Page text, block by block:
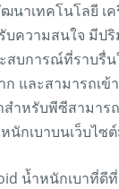
นาเทคโนโลยี เ
บความสนใจ มี
สบการณ์ที่ราบรื่
และสามารถเข้
สำหรับพีซีสามา
นักเบาบนเว็บไ
น้ำหนักเบาที่ดี